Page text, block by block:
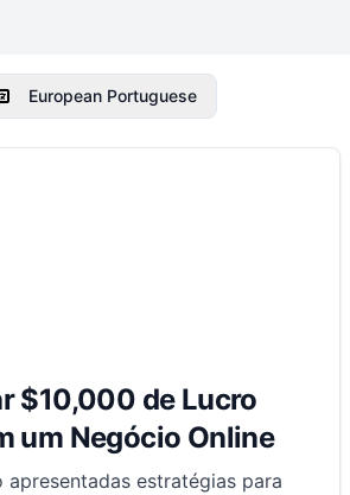
European Portuguese
$10,000 de Lucro
um Negócio Online
apresentadas estratégias para